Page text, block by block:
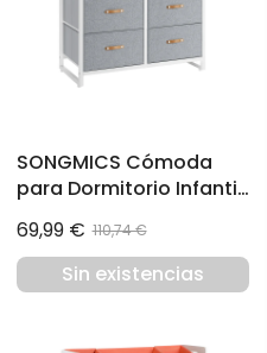
SONGMICS Cómoda
para Dormitorio Infantil
69,99 € 110,74 €
Sin existencias